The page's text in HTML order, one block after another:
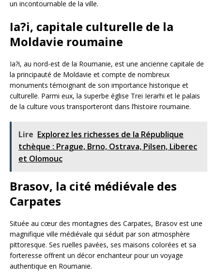
un incontournable de la ville.
Ia?i, capitale culturelle de la
Moldavie roumaine
Ia?i, au nord-est de la Roumanie, est une ancienne capitale de
la principauté de Moldavie et compte de nombreux
monuments témoignant de son importance historique et
culturelle. Parmi eux, la superbe église Trei Ierarhi et le palais
de la culture vous transporteront dans l’histoire roumaine.
Lire Explorez les richesses de la République
tchèque : Prague, Brno, Ostrava, Pilsen, Liberec
et Olomouc
Brasov, la cité médiévale des
Carpates
Située au cœur des montagnes des Carpates, Brasov est une
magnifique ville médiévale qui séduit par son atmosphère
pittoresque. Ses ruelles pavées, ses maisons colorées et sa
forteresse offrent un décor enchanteur pour un voyage
authentique en Roumanie.